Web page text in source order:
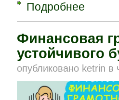
Подробнее
Финансовая
устойчивого
опубликовано ketrin в